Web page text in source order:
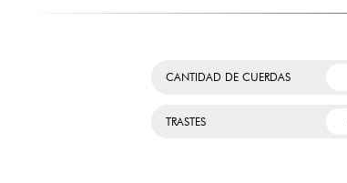
CANTIDAD DE CUERDAS
TRASTES